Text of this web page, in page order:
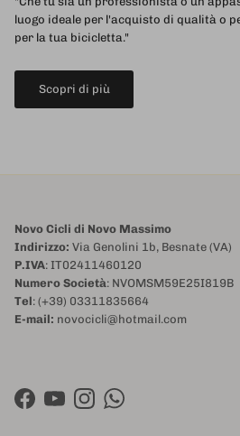
luogo ideale per l'acquisto di qualità o
per la tua bicicletta."
Scopri di più
Novo Cicli di Novo Massimo
Indirizzo: Via Genolini 1b, Besnate (VA)
P.IVA: IT02411460120
Numero Società: NVOMSM59E25I819B
Tel: (+39) 03311835664
E-mail: novocicli@hotmail.com
Facebook
YouTubeInstagramWhatsApp